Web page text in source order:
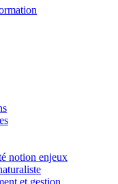
notion enjeux
et gestion